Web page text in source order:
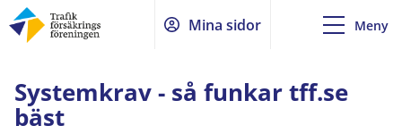
Mina sidor Meny
Systemkrav - så funkar tff.se
bäst